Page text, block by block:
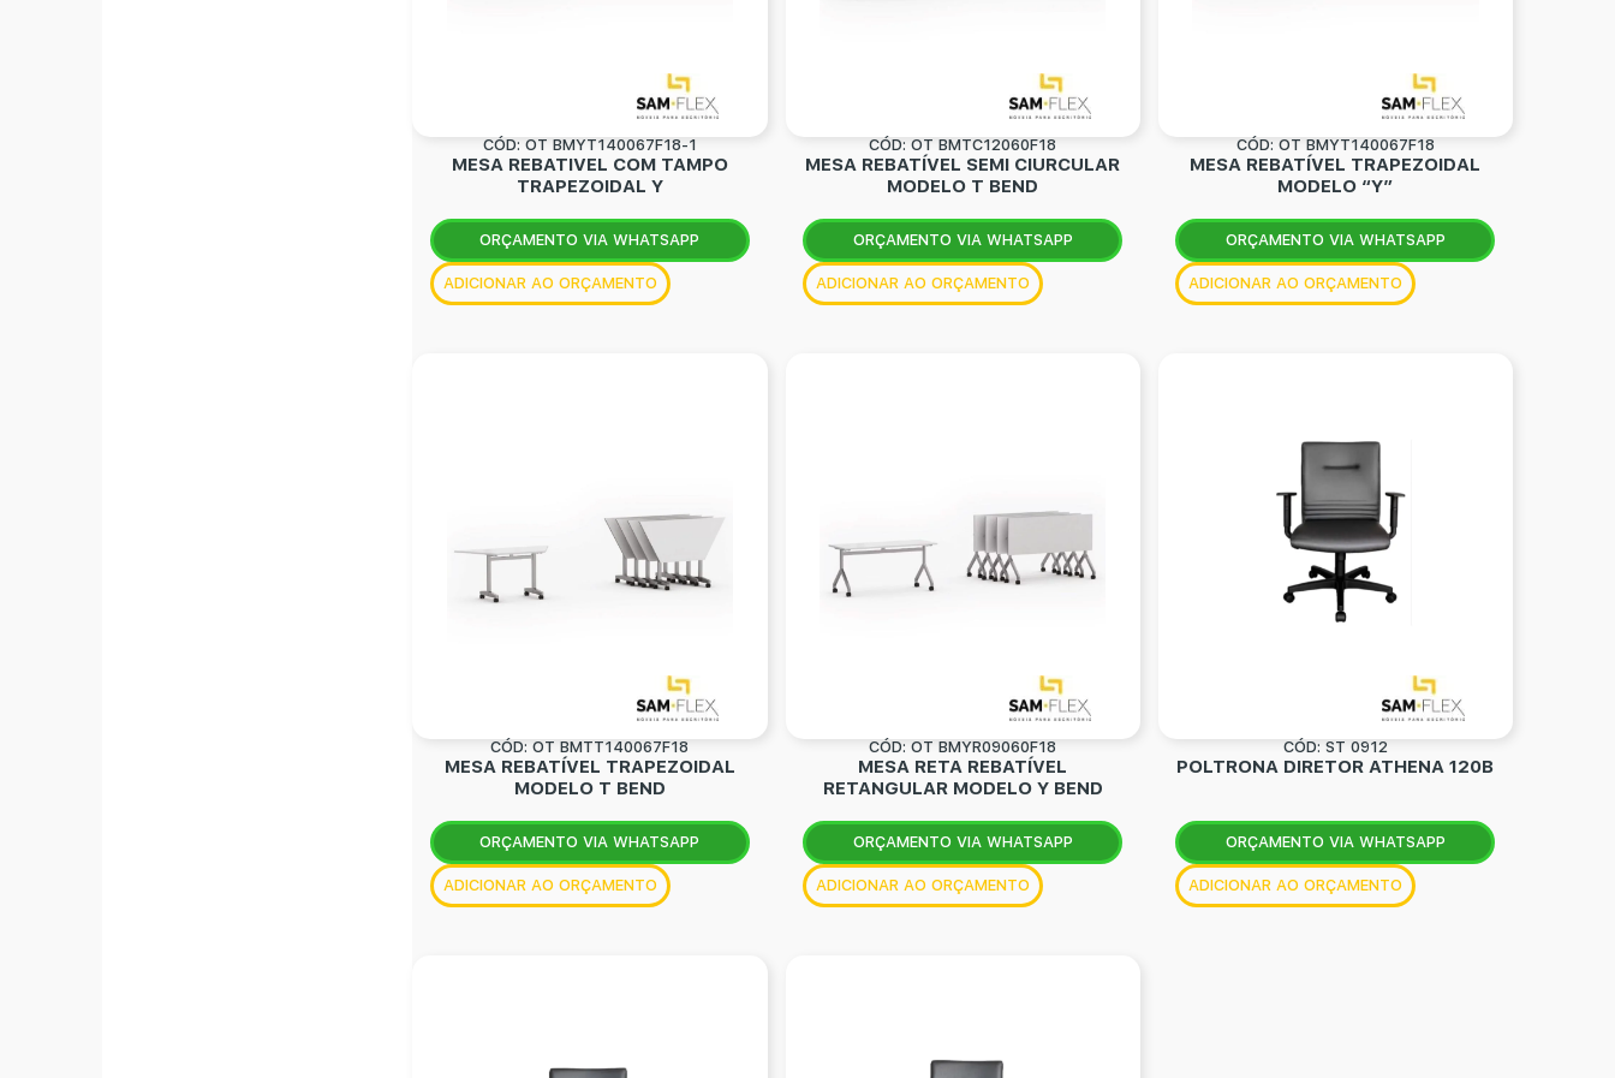
CÓD: OT BMYT140067F18-1
MESA REBATIVEL COM TAMPO
TRAPEZOIDAL Y
ORÇAMENTO VIA WHATSAPP
ADICIONAR AO ORÇAMENTO
CÓD: OT BMTC12060F18
MESA REBATÍVEL SEMI CIURCULAR
MODELO T BEND
ORÇAMENTO VIA WHATSAPP
ADICIONAR AO ORÇAMENTO
CÓD: OT BMYT140067F18
MESA REBATÍVEL TRAPEZOIDAL
MODELO “Y”
ORÇAMENTO VIA WHATSAPP
ADICIONAR AO ORÇAMENTO
CÓD: OT BMTT140067F18
MESA REBATÍVEL TRAPEZOIDAL
MODELO T BEND
ORÇAMENTO VIA WHATSAPP
ADICIONAR AO ORÇAMENTO
CÓD: OT BMYR09060F18
MESA RETA REBATÍVEL
RETANGULAR MODELO Y BEND
ORÇAMENTO VIA WHATSAPP
ADICIONAR AO ORÇAMENTO
CÓD: ST 0912
POLTRONA DIRETOR ATHENA 120B
ORÇAMENTO VIA WHATSAPP
ADICIONAR AO ORÇAMENTO